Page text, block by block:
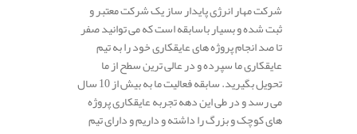
شرکت مهار انرژی پایدار ساز یک شرکت معتبر و
ثبت شده و بسیار باسابقه است که می توانید صفر
تا صد انجام پروژه های عایقکاری خود را به تیم
عایقکاری ما سپرده و در عالی ترین سطح از ما
تحویل بگیرید. سابقه فعالیت ما به بیش از 10 سال
می رسد و در طی این دهه تجربه عایقکاری پروژه
های کوچک و بزرگ را داشته و داریم و دارای تیم